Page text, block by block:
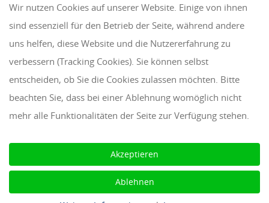
Tel: +43 7272 39 79 - 0
Fax: +43 7272 39 79 - 9
QUICKLINKS
Klientenbereich
Disclaimer
AAB 2018
Cookie Einstellungen
Wir nutzen Cookies auf unserer Website. Einige von ihnen
sind essenziell für den Betrieb der Seite, während andere
uns helfen, diese Website und die Nutzererfahrung zu
verbessern (Tracking Cookies). Sie können selbst
entscheiden, ob Sie die Cookies zulassen möchten. Bitte
beachten Sie, dass bei einer Ablehnung womöglich nicht
mehr alle Funktionalitäten der Seite zur Verfügung stehen.
Akzeptieren
Ablehnen